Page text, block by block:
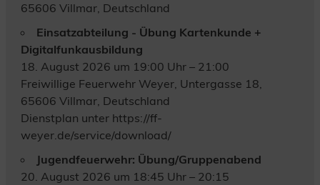
65606 Villmar, Deutschland
Einsatzabteilung - Übung Kartenkunde +
Digitalfunkausbildung
18. August 2026 um 19:00 Uhr – 21:00
Freiwillige Feuerwehr Weyer, Untergasse 18,
65606 Villmar, Deutschland
Dienstplan unter https://ff-
weyer.de/service/download/
Jugendfeuerwehr: Übung/Gruppenabend
20. August 2026 um 18:45 Uhr – 20:15